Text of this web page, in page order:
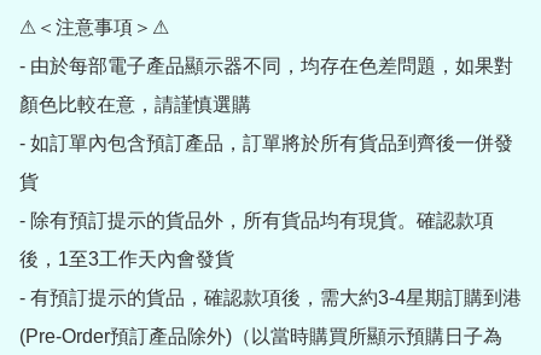
⚠＜注意事項＞⚠
- 由於每部電子產品顯示器不同，均存在色差問題，如果對
顏色比較在意，請謹慎選購
- 如訂單內包含預訂產品，訂單將於所有貨品到齊後一併發
貨
- 除有預訂提示的貨品外，所有貨品均有現貨。確認款項
後，1至3工作天內會發貨
- 有預訂提示的貨品，確認款項後，需大約3-4星期訂購到港
(Pre-Order預訂產品除外)（以當時購買所顯示預購日子為